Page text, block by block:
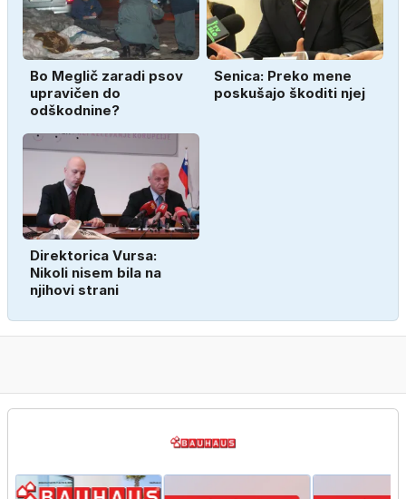
Bo Meglič zaradi psov
upravičen do
odškodnine?
Senica: Preko mene
poskušajo škoditi njej
Direktorica Vursa:
Nikoli nisem bila na
njihovi strani